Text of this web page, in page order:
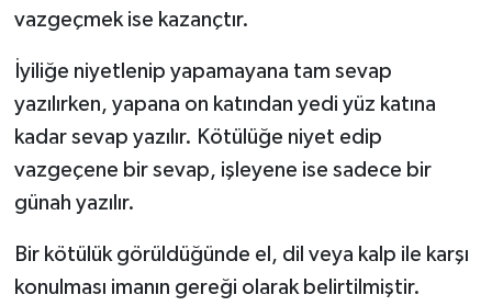
vazgeçmek ise kazançtır.
İyiliğe niyetlenip yapamayana tam sevap
yazılırken, yapana on katından yedi yüz katına
kadar sevap yazılır. Kötülüğe niyet edip
vazgeçene bir sevap, işleyene ise sadece bir
günah yazılır.
Bir kötülük görüldüğünde el, dil veya kalp ile karşı
konulması imanın gereği olarak belirtilmiştir.